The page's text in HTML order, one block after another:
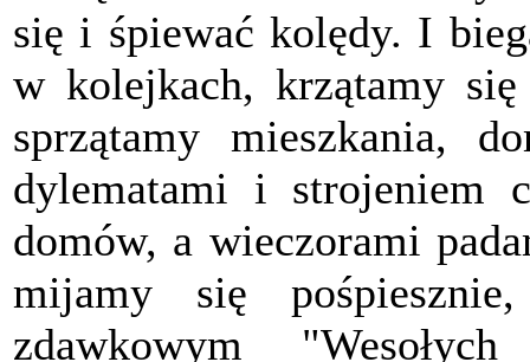
się i śpiewać kolędy. I
w kolejkach, krzątamy
sprzątamy mieszkania,
dylematami i strojeniem
domów, a wieczorami
mijamy się
zdawkowym